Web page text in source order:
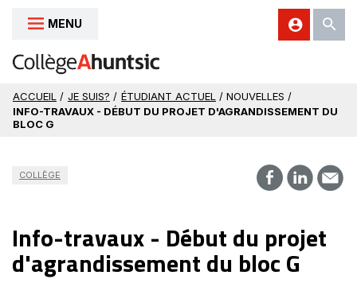
Aller au contenu
MENU
ACCUEIL / JE SUIS? / ÉTUDIANT ACTUEL
/ NOUVELLES /
INFO-TRAVAUX - DÉBUT DU PROJET D'AGRANDISSEMENT DU
BLOC G
COLLÈGE
Info-travaux - Début du projet
d'agrandissement du bloc G